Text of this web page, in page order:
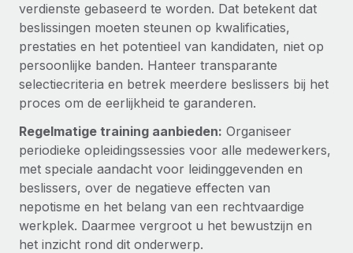
Hoe Phiture 55 werknemers in 19 landen
beheert met Remote
Phiture, een toonaangevende leider in de wereldwijde
mobiele groeiadviessector, zet zich sinds 2016...
Meer informatie
verdienste gebaseerd te worden. Dat betekent dat
beslissingen moeten steunen op kwalificaties,
prestaties en het potentieel van kandidaten, niet op
persoonlijke banden. Hanteer transparante
selectiecriteria en betrek meerdere beslissers bij het
proces om de eerlijkheid te garanderen.
Regelmatige training aanbieden: Organiseer
periodieke opleidingssessies voor alle medewerkers,
met speciale aandacht voor leidinggevenden en
beslissers, over de negatieve effecten van
nepotisme en het belang van een rechtvaardige
werkplek. Daarmee vergroot u het bewustzijn en
het inzicht rond dit onderwerp.